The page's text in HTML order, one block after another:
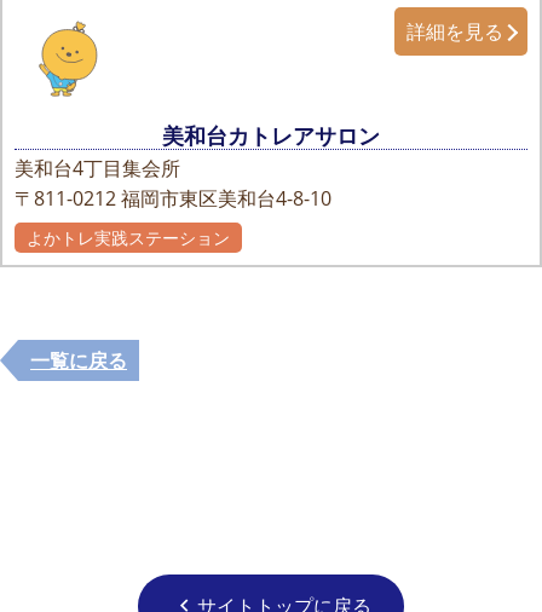
美和台カトレアサロン
美和台4丁目集会所
〒811-0212福岡市東区美和台4-8-10
詳細を見る
よかトレ実践ステーション
一覧に戻る
chevron_left サイトトップに戻る